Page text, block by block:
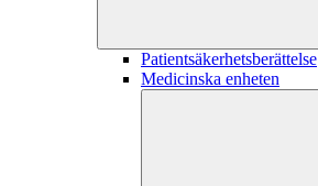
Patientsäkerhetsberättelse
Medicinska enheten